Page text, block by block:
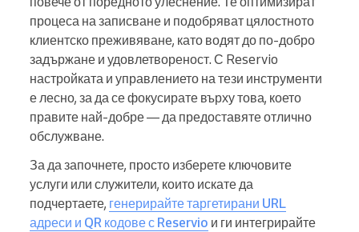
процеса на записване и подобряват цялостното
клиентско преживяване, като водят до по-добро
задържане и удовлетвореност. С Reservio
настройката и управлението на тези инструменти
е лесно, за да се фокусирате върху това, което
правите най-добре — да предоставяте отлично
обслужване.
За да започнете, просто изберете ключовите
услуги или служители, които искате да
подчертаете, генерирайте таргетирани URL
адреси и QR кодове с Reservio и ги интегрирайте